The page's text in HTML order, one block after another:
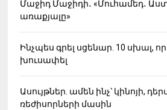
Մաջիդ Մաջիդի․ «Մուհամեդ․
առաքյալը»
Ինչպես գրել սցենար. 10 սխալ,
խուսափել
Ասույթներ. ամեն ինչ՝ կինոյի,
ռեժիսորների մասին